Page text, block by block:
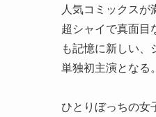
人気コミックスが
超シャイで真面目
も記憶に新しい
単独初主演となる。
ひとりぼっちの女